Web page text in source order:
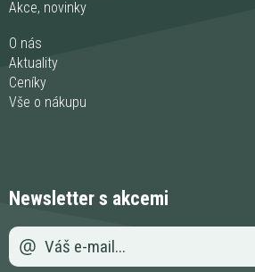
Akce, novinky
O nás
Aktuality
Ceníky
Vše o nákupu
Newsletter s akcemi